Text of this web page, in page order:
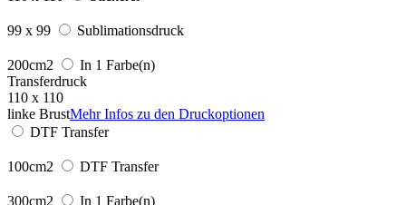
99 x 99 Sublimationsdruck
200cm2
In 1 Farbe(n)
Transferdruck
110 x 110
linke BrustMehr Infos zu den Druckoptionen
DTF Transfer
100cm2 DTF Transfer
300cm2 In 1 Farbe(n)